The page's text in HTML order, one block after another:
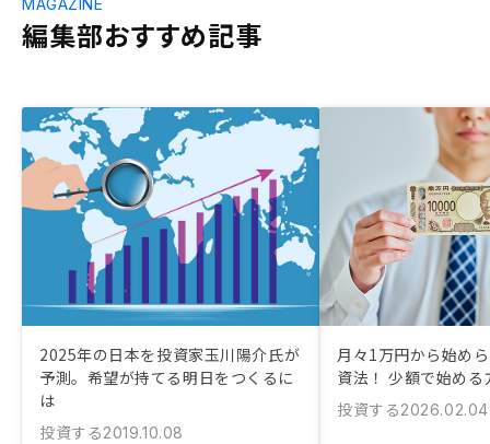
編集部おすすめ記事
MAGAZINE
2025年の日本を投資家玉川陽介氏が
予測。希望が持てる明日をつくるに
は
投資する2019.10.08
月々1万円から始め
資法！ 少額で始め
投資する2026.02.04